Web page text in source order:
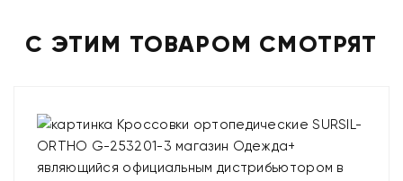
С ЭТИМ ТОВАРОМ СМОТРЯТ